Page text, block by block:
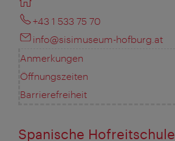
+43 1 533 75 70
info@sisimuseum-hofburg.at
Anmerkungen
Öffnungszeiten
Barrierefreiheit
Spanische Hofreitschule